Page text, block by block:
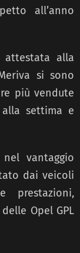
all’anno
alla
si sono
più vendute
alla settima e
vantaggio
dai veicoli
prestazioni,
Opel GPL